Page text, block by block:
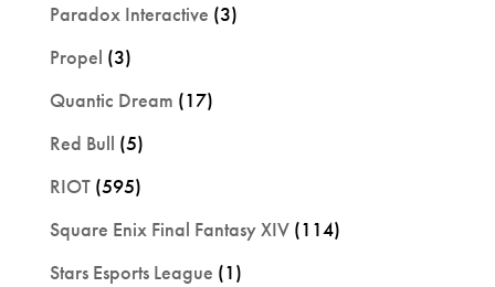
Paradox Interactive (3)
Propel (3)
Quantic Dream (17)
Red Bull (5)
RIOT(595)
Square Enix Final Fantasy XIV(114)
Stars Esports League (1)